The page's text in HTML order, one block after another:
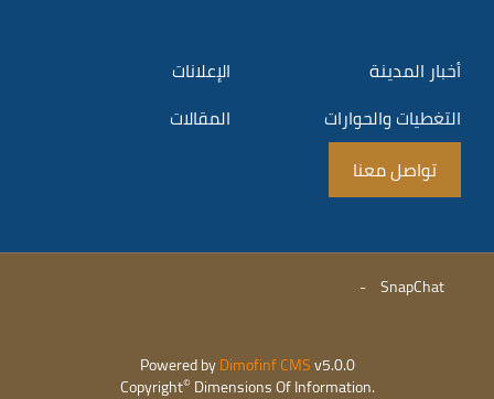
أخبار المدينة
الإعلانات
التغطيات والحوارات
المقالات
تواصل معنا
SnapChat
-
Powered byDimofinf CMSv5.0.0
Copyright© Dimensions Of Information.